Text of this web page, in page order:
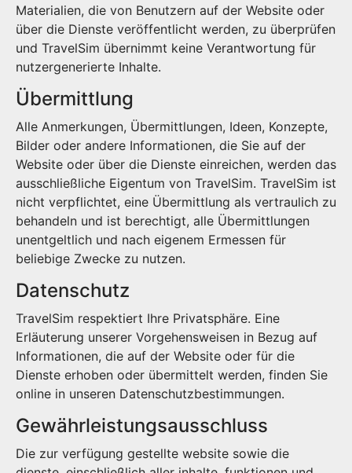
Materialien, die von Benutzern auf der Website oder
über die Dienste veröffentlicht werden, zu überprüfen
und TravelSim übernimmt keine Verantwortung für
nutzergenerierte Inhalte.
Übermittlung
Alle Anmerkungen, Übermittlungen, Ideen, Konzepte,
Bilder oder andere Informationen, die Sie auf der
Website oder über die Dienste einreichen, werden das
ausschließliche Eigentum von TravelSim. TravelSim ist
nicht verpflichtet, eine Übermittlung als vertraulich zu
behandeln und ist berechtigt, alle Übermittlungen
unentgeltlich und nach eigenem Ermessen für
beliebige Zwecke zu nutzen.
Datenschutz
TravelSim respektiert Ihre Privatsphäre. Eine
Erläuterung unserer Vorgehensweisen in Bezug auf
Informationen, die auf der Website oder für die
Dienste erhoben oder übermittelt werden, finden Sie
online in unseren Datenschutzbestimmungen.
Gewährleistungsausschluss
Die zur verfügung gestellte website sowie die